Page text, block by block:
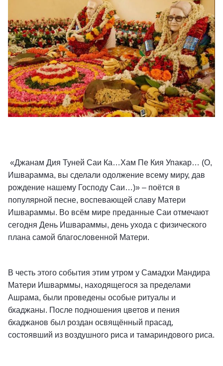
«Джанам Дия Туней Саи Ка…Хам Пе Кия Упакар… (О,
Ишварамма, вы сделали одолжение всему миру, дав
рождение нашему Господу Саи…)» – поётся в
популярной песне, воспевающей славу Матери
Ишвараммы. Во всём мире преданные Саи отмечают
сегодня День Ишвараммы, день ухода с физического
плана самой благословенной Матери.
В честь этого события этим утром у Самадхи Мандира
Матери Ишварммы, находящегося за пределами
Ашрама, были проведены особые ритуалы и
бхаджаны. После подношения цветов и пения
бхаджанов был роздан освящённый прасад,
состоявший из воздушного риса и тамариндового риса.